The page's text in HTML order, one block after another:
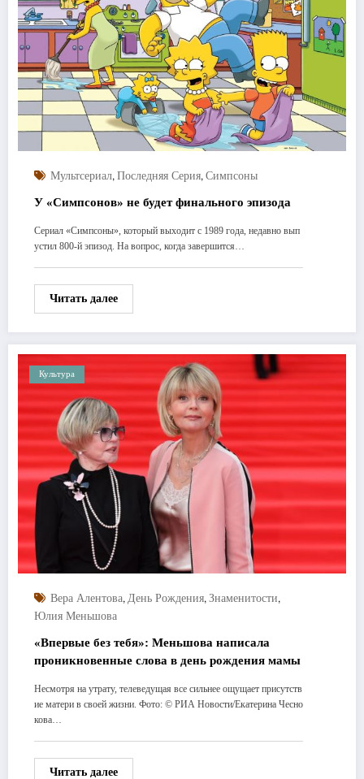
Мультсериал, Последняя Серия, Симпсоны
У «Симпсонов» не будет финального эпизода
Сериал «Симпсоны», который выходит с 1989 года, недавно вып
устил 800-й эпизод. На вопрос, когда завершится…
Читать далее
Культура
Вера Алентова, День Рождения, Знаменитости,
Юлия Меньшова
«Впервые без тебя»: Меньшова написала
проникновенные слова в день рождения мамы
Несмотря на утрату, телеведущая все сильнее ощущает присутств
ие матери в своей жизни. Фото: © РИА Новости/Екатерина Чесно
кова…
Читать далее